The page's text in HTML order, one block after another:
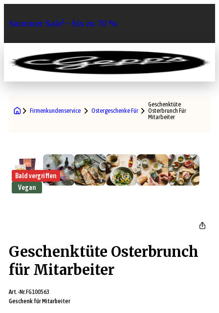
Summer Sale¹– bis zu 70 %
0
Firmenkundenservice Ostergeschenke Für Mitarbeiter
Geschenktüte
Osterbrunch Für
Mitarbeiter
Bald vergriffen
Vegan
Geschenktüte Osterbrunch
für Mitarbeiter
Art.-Nr.FG100563
Geschenk für Mitarbeiter